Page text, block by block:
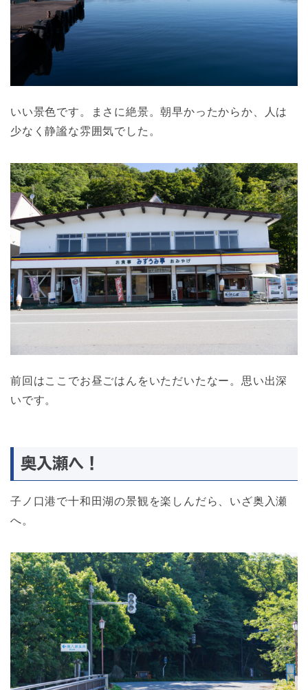
いい景色です。まさに絶景。朝早かったからか、人は
少なく静謐な雰囲気でした。
前回はここでお昼ごはんをいただいたなー。思い出深
いです。
奥入瀬へ！
子ノ口港で十和田湖の景観を楽しんだら、いざ奥入瀬
へ。